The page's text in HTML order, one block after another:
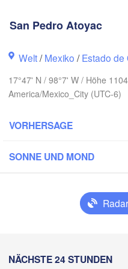
San Pedro Atoyac
Welt/Mexiko /Estado de
17°47' N / 98°7' W / Höhe
America/Mexico_City (UTC-6)
VORHERSAGE
SONNE UND MOND
NÄCHSTE 24 STUNDEN
León
Monterrey
Ciudad
Ciudad de
San